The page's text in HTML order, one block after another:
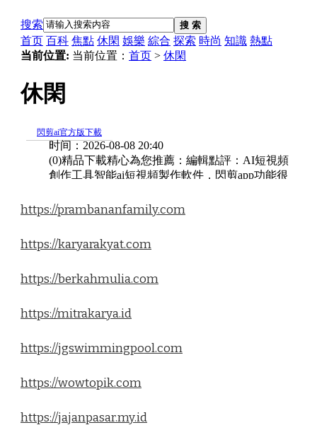
https://prambananfamily.com
https://karyarakyat.com
https://berkahmulia.com
https://mitrakarya.id
https://jgswimmingpool.com
https://wowtopik.com
https://jajanpasar.my.id